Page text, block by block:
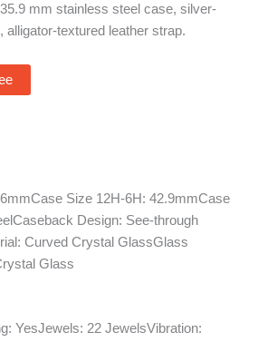
mm stainless steel case, silver-
alligator-textured leather strap.
Size 12H-6H: 42.9mmCase
Design: See-through
Curved Crystal GlassGlass
Glass
YesJewels: 22 JewelsVibration: